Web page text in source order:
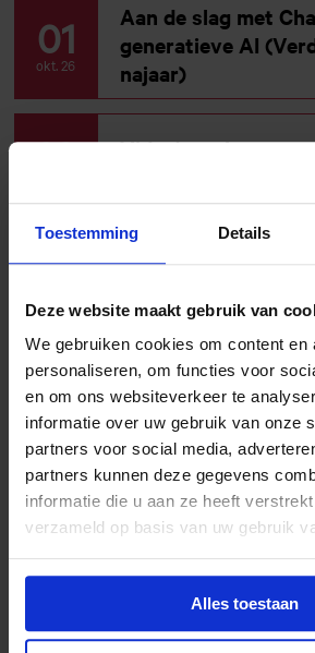
Toestemming Details
Deze website maakt gebruik van
We gebruiken cookies om content en
personaliseren, om functies voor
en om ons websiteverkeer te
informatie over uw gebruik van onze
partners voor social media,
partners kunnen deze gegevens
informatie die u aan ze heeft
verzameld op basis van uw gebruik
Alles toestaan
01
okt. 26
Aan de slag met
generatieve AI
najaar)
29
Video's maken
05
AI voor
10
Ontbijtsessie: The
PR
19
nov. 26
Business modelling
Meer agendapunten laden